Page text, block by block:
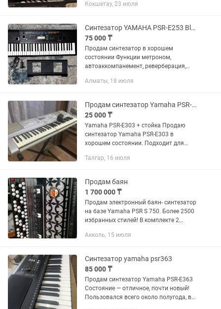
Кокшетау, 23 июля
Синтезатор YAMAHA PSR-E253 Black
75 000 ₸
Продам синтезатор в хорошем
состоянии Функции метроном,
автоаккомпанемент, реверберация,
песен.
Алматы, 18 июля
Продам синтезатор Yamaha PSR-E303
25 000 ₸
Yamaha PSR-E303 + стойка Продаю
синтезатор Yamaha PSR-E303 в
хорошем состоянии. Подходит для
основные функции работают - Есть
тембры и...
Талгар, 16 июля
Продам баян
1 700 000 ₸
Продам электронный баян- синтезатор
на базе Yamaha PSR S 750. Более 2500
избранных стилей! В комплекте 2
области.
Акколь, 15 июля
Синтезатор yamaha psr363
85 000 ₸
Продам синтезатор Yamaha PSR-E363
Состояние — отличное, почти новый!
Пользовался всего около полугода, все